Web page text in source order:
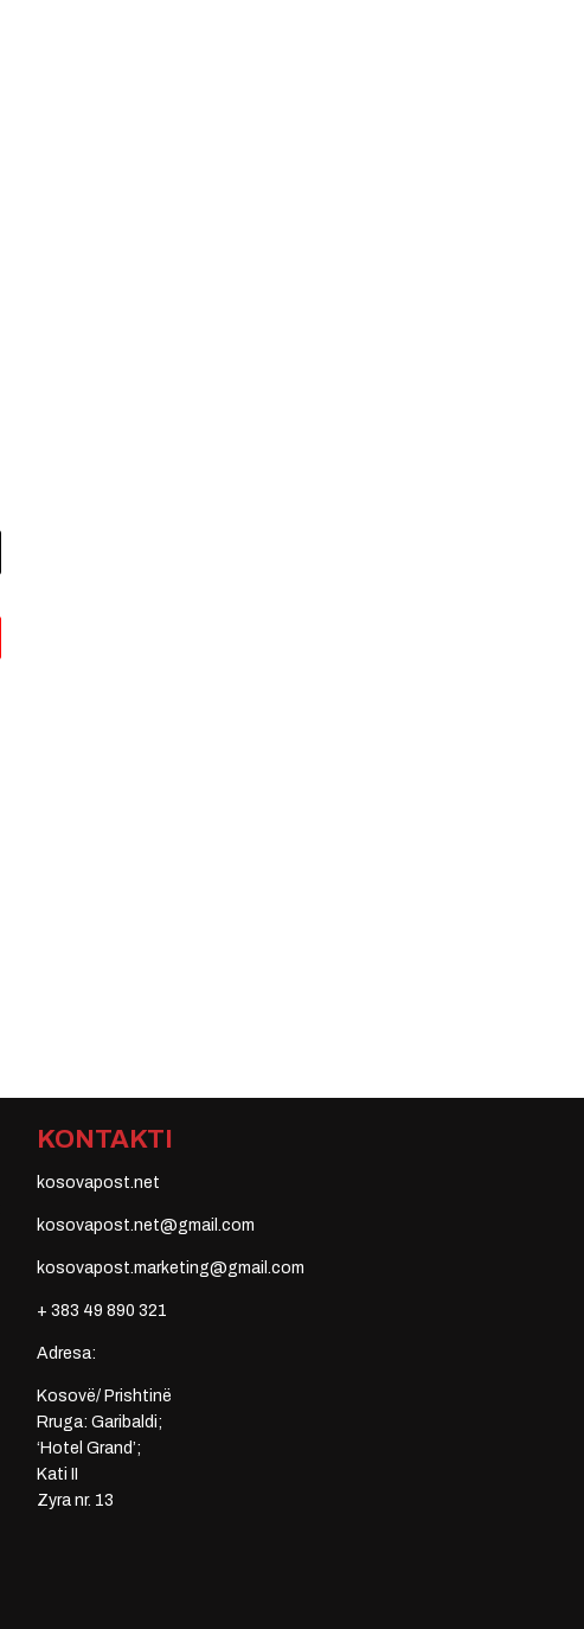
KONTAKTI
kosovapost.net
kosovapost.net@gmail.com
kosovapost.marketing@gmail.com
+ 383 49 890 321
Adresa:
Kosovë/ Prishtinë
Rruga: Garibaldi;
‘Hotel Grand’;
Kati II
Zyra nr. 13